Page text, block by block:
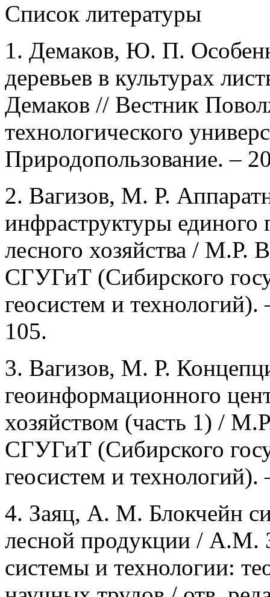
Список литературы
1. Демаков, Ю. П.
деревьев в культурах
Демаков // Вестник
технологического
Природопользование. –
2. Вагизов, М. Р.
инфраструктуры единого
лесного хозяйства / М.Р.
СГУГиТ (Сибирского
геосистем и
105.
3. Вагизов, М. Р.
геоинформационного
хозяйством (часть 1) /
СГУГиТ (Сибирского
геосистем и
4. Заяц, А. М. Блокчейн
лесной продукции / А.М.
системы и технологии: